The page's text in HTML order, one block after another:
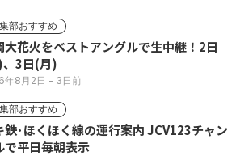
部おすすめ
大花火をベストアングルで生中継！2日
3日(月)
年8月2日 - 3日前
部おすすめ
･ほくほく線の運行案内 JCV123チャン
で平日毎朝表示